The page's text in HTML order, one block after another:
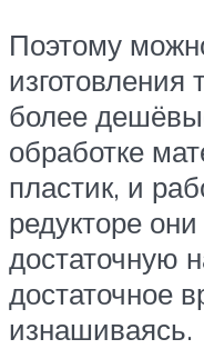
Поэтому
изготовления
более
обработке
пластик, и
редукторе
достаточную
достаточное
изнашиваясь.